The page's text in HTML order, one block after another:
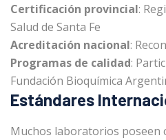
Certificación provincial:
Salud de Santa Fe
Acreditación nacional:
Programas de calidad:
Fundación Bioquímica
Estándares
Muchos laboratorios poseen